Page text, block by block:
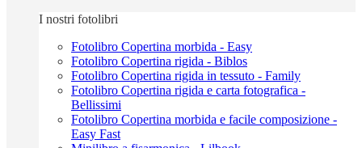
I nostri fotolibri
Fotolibro Copertina morbida - Easy
Fotolibro Copertina rigida - Biblos
Fotolibro Copertina rigida in tessuto - Family
Fotolibro Copertina rigida e carta fotografica -
Bellissimi
Fotolibro Copertina morbida e facile composizione -
Easy Fast